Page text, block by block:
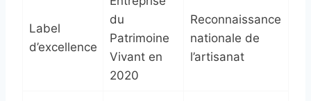
Label
d’excellence
du
Patrimoine
Vivant en
2020
Reconnaissance
nationale de
l’artisanat